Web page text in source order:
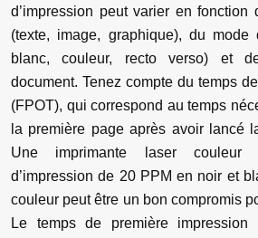
d’impression peut varier en fonction
(texte, image, graphique), du mode
blanc, couleur, recto verso) et
document. Tenez compte du temps
(FPOT), qui correspond au temps
la première page après avoir lancé
Une imprimante laser
d’impression de 20 PPM en noir et
couleur peut être un bon compromis
Le temps de première impression